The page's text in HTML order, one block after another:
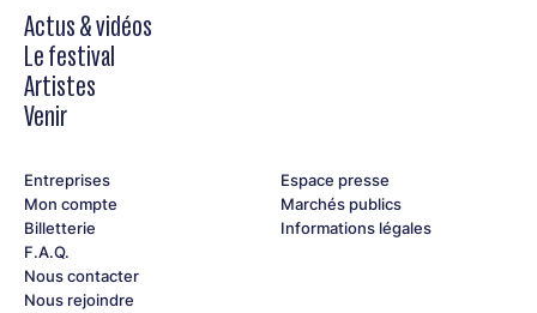
Actus & vidéos
Le festival
Artistes
Venir
Entreprises
Mon compte
Billetterie
F.A.Q.
Nous contacter
Nous rejoindre
Espace presse
Marchés publics
Informations légales